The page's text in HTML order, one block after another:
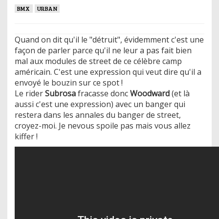
BMX URBAN
Quand on dit qu'il le "détruit", évidemment c'est une
façon de parler parce qu'il ne leur a pas fait bien
mal aux modules de street de ce célèbre camp
américain. C'est une expression qui veut dire qu'il a
envoyé le bouzin sur ce spot !
Le riderSubrosafracasse doncWoodward(et là
aussi c'est une expression) avec un banger qui
restera dans les annales du banger de street,
croyez-moi. Je nevous spoile pas mais vous allez
kiffer !